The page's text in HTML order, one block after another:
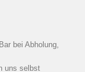
bei Abholung,
uns selbst